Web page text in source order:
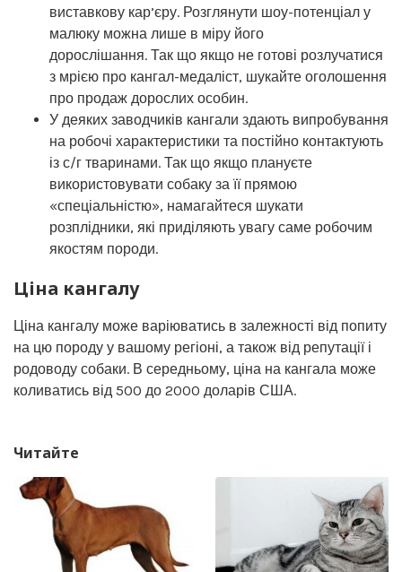
виставкову кар’єру. Розглянути шоу-потенціал у
малюку можна лише в міру його
дорослішання. Так що якщо не готові розлучатися
з мрією про кангал-медаліст, шукайте оголошення
про продаж дорослих особин.
У деяких заводчиків кангали здають випробування
на робочі характеристики та постійно контактують
із с/г тваринами. Так що якщо плануєте
використовувати собаку за її прямою
«спеціальністю», намагайтеся шукати
розплідники, які приділяють увагу саме робочим
якостям породи.
Ціна кангалу
Ціна кангалу може варіюватись в залежності від попиту
на цю породу у вашому регіоні, а також від репутації і
родоводу собаки. В середньому, ціна на кангала може
коливатись від 500 до 2000 доларів США.
Читайте